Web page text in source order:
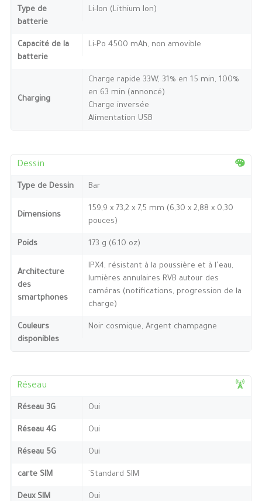
Type de
batterie
Li-Ion (Lithium Ion)
Capacité de la
batterie
Li-Po 4500 mAh, non amovible
Charging
Charge rapide 33W, 31% en 15 min, 100%
en 63 min (annoncé)
Charge inversée
Alimentation USB
Dessin
Type de Dessin Bar
Dimensions
159,9 x 73,2 x 7,5 mm (6,30 x 2,88 x 0,30
pouces)
Poids 173 g (6.10 oz)
Architecture
des
smartphones
IPX4, résistant à la poussière et à l’eau,
lumières annulaires RVB autour des
caméras (notifications, progression de la
charge)
Couleurs
disponibles
Noir cosmique, Argent champagne
Réseau
Réseau 3G Oui
Réseau 4G Oui
Réseau 5G Oui
carte SIM `Standard SIM
Deux SIM Oui